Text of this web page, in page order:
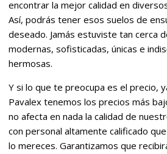
encontrar la mejor calidad en
Así, podrás tener esos suelos de
deseado. Jamás estuviste tan cerca
modernas, sofisticadas, únicas e
hermosas.
Y si lo que te preocupa es el precio,
Pavalex tenemos los precios más
no afecta en nada la calidad de
con personal altamente calificado
lo mereces. Garantizamos que